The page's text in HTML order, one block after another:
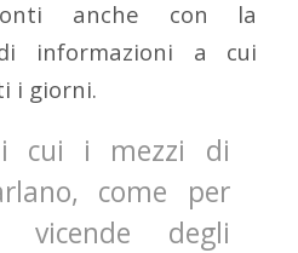
anche con la
di informazioni a cui
i giorni.
cui i mezzi di
come per
vicende degli